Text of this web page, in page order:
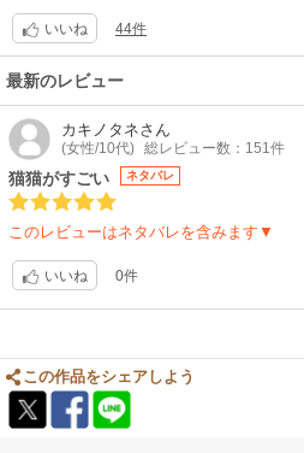
が、10巻頃の試し読みで双方確認すると
た。
レビューを見るとディープなファンが多
コミック2誌ともに全てを制覇しておら
（スゲ〜！笑）。
その方たちがコミック2誌の違いをレビュ
（サンデー版のいいね多数の方たちに多
うが好きな方の意見が多いですが、詳細
いや〜でも、私も機会があったら、ガン
らしい…えぇ！？き、気になる。。。
コミック両誌ともそろそろ原作小説4巻あ
ます。
〜2025．追記〜
「役立つ漫画」と紹介されて、期待を込
あれから数年…あの時の子供が無事に医
あくまでも私の個人的な意見ですが、「
理系進学もその先もなかった」と思いま
し、今でも小説と両方・アニメも見てい
知識だけでなく、猫猫の性格・生き方、
決能力の高さも魅力だと思います。理系
希望から読ませましたが、今では人生に
繋がった時は凄いと素直に思いました。
は毒の知識に明るい猫猫を利用しようと
いておこうとしますが全っっっっっく効
白い女』的な所から始まってる気がしま
したくなります。むしろ壬氏は変な扉を
しかし5巻では猫猫側にもおやおや？と思
氏も猫猫に恋心を抱いてるとハッキリと
互い自覚するのに時間がかかりそうです
きです。あと個人的に恋愛の展開は話の
ます。恋愛が主体のストーリーではない
い。恋愛の展開なんてほんのちょっとで
事実です。
ジーが好きな方は読んでみてください。
そして原作やまた別の先生が描かれてる
んでください。細かい描写が各々違います
いいね 44件
最新のレビュー
カキノタネさん
(女性/10代) 総レビュー数：151件
猫猫がすごい ネタバレ
このレビューはネタバレを含みます▼
いいね 0件
この作品をシェアしよう